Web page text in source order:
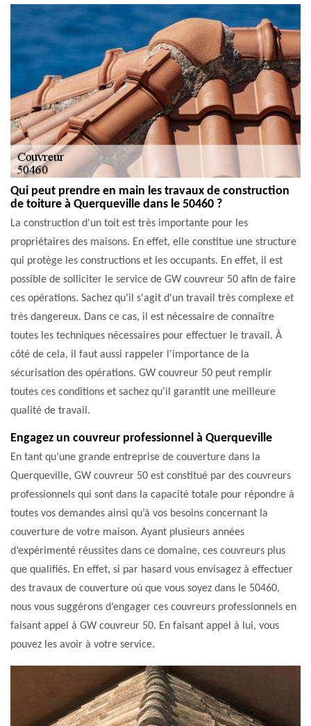
Qui peut prendre en main les travaux de construction
de toiture à Querqueville dans le 50460 ?
La construction d'un toit est très importante pour les
propriétaires des maisons. En effet, elle constitue une structure
qui protège les constructions et les occupants. En effet, il est
possible de solliciter le service de GW couvreur 50 afin de faire
ces opérations. Sachez qu'il s'agit d'un travail très complexe et
très dangereux. Dans ce cas, il est nécessaire de connaître
toutes les techniques nécessaires pour effectuer le travail. À
côté de cela, il faut aussi rappeler l'importance de la
sécurisation des opérations. GW couvreur 50 peut remplir
toutes ces conditions et sachez qu'il garantit une meilleure
qualité de travail.
Engagez un couvreur professionnel à Querqueville
En tant qu’une grande entreprise de couverture dans la
Querqueville, GW couvreur 50 est constitué par des couvreurs
professionnels qui sont dans la capacité totale pour répondre à
toutes vos demandes ainsi qu’à vos besoins concernant la
couverture de votre maison. Ayant plusieurs années
d’expérimenté réussites dans ce domaine, ces couvreurs plus
que qualifiés. En effet, si par hasard vous envisagez à effectuer
des travaux de couverture où que vous soyez dans le 50460,
nous vous suggérons d’engager ces couvreurs professionnels en
faisant appel à GW couvreur 50. En faisant appel à lui, vous
pouvez les avoir à votre service.